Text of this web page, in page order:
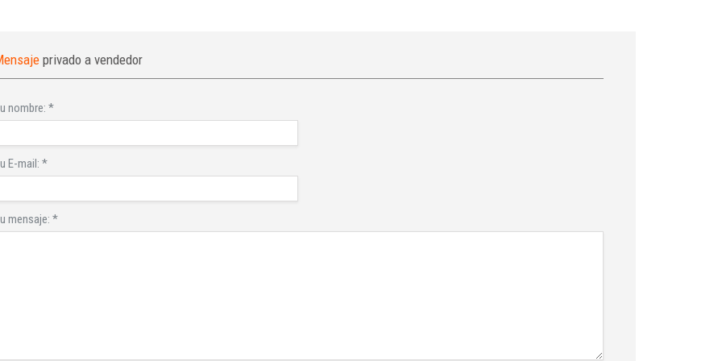
privado a vendedor
nombre: *
E-mail: *
mensaje: *